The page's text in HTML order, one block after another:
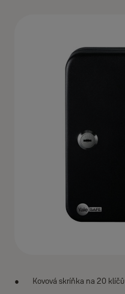
Kovová skríňka na 20 klíčů